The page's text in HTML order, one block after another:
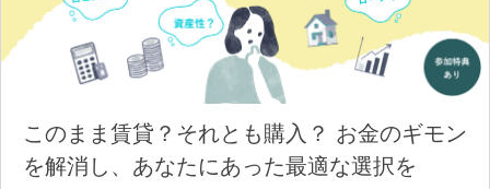
このまま賃貸？それとも購入？ お金のギモン
を解消し、あなたにあった最適な選択を